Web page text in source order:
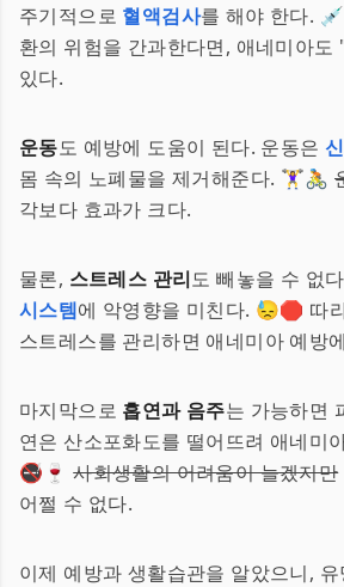
주기적으로 혈액검사를 해야 한다.
환의 위험을 간과한다면, 애네미아
있다.
운동도 예방에 도움이 된다. 운동은
몸 속의 노폐물을 제거해준다. 🏋️‍♀️🚴
각보다 효과가 크다.
물론, 스트레스 관리도 빼놓을 수 없
시스템에 악영향을 미친다. 😓🛑 따
스트레스를 관리하면 애네미아 예방
마지막으로 흡연과 음주는 가능하면
연은 산소포화도를 떨어뜨려 애네미
🚭🍷사회생활의 어려움이 늘겠지만
어쩔 수 없다.
이제 예방과 생활습관을 알았으니,